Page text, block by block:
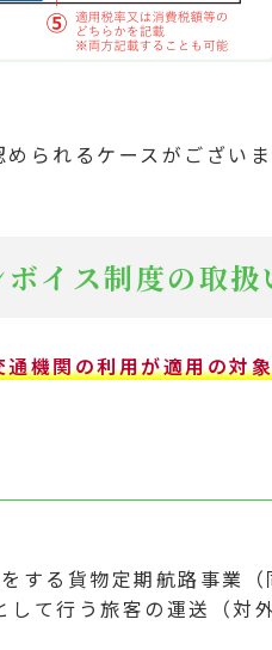
られるケースがございま
イス制度の取
通機関の利用が適用の対象
する貨物定期航路事業
て行う旅客の運送（対